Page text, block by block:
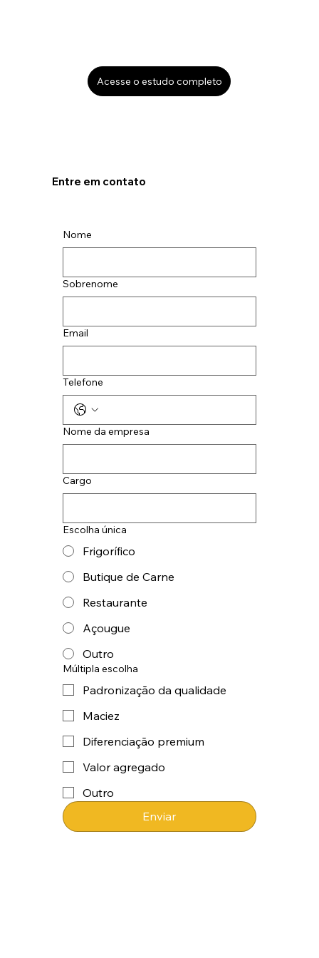
Acesse o estudo completo
Nome
Sobrenome
Email
Telefone
Nome da empresa
Cargo
Escolha única
Frigorífico
Butique de Carne
Restaurante
Açougue
Outro
Múltipla escolha
Padronização da qualidade
Maciez
Diferenciação premium
Valor agregado
Outro
Enviar
Entre em contato